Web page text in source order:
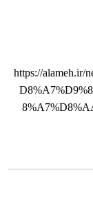
https://alameh.ir/